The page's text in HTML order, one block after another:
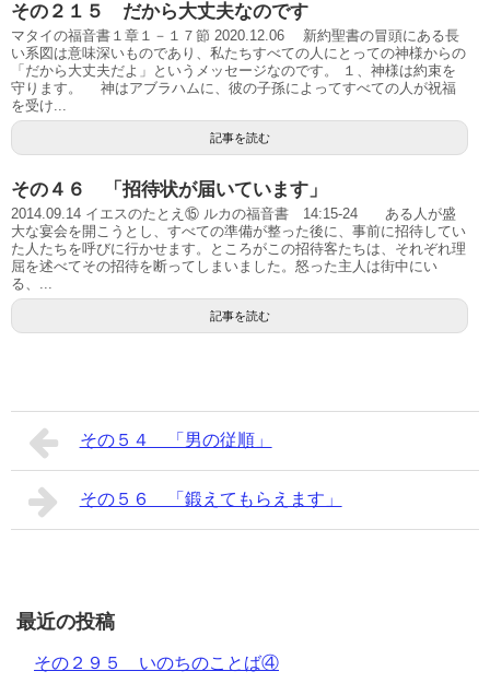
その２１５ だから大丈夫なのです
マタイの福音書１章１－１７節 2020.12.06 新約聖書の冒頭にある長
い系図は意味深いものであり、私たちすべての人にとっての神様からの
「だから大丈夫だよ」というメッセージなのです。 １、神様は約束を
守ります。 神はアブラハムに、彼の子孫によってすべての人が祝福
を受け...
記事を読む
その４６ 「招待状が届いています」
2014.09.14 イエスのたとえ⑮ ルカの福音書 14:15-24 ある人が盛
大な宴会を開こうとし、すべての準備が整った後に、事前に招待してい
た人たちを呼びに行かせます。ところがこの招待客たちは、それぞれ理
屈を述べてその招待を断ってしまいました。怒った主人は街中にい
る、...
記事を読む
その５４ 「男の従順」
その５６ 「鍛えてもらえます」
最近の投稿
その２９５ いのちのことば④